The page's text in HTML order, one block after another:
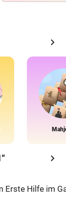
chevron_right
chevron_right